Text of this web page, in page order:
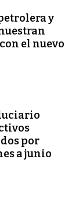
y
el nuevo
por
a junio